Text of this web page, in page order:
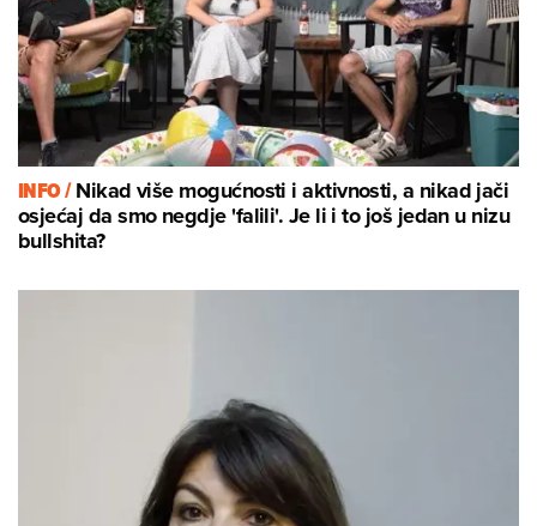
INFO /Nikad više mogućnosti i aktivnosti, a nikad jači
osjećaj da smo negdje 'falili'. Je li i to još jedan u nizu
bullshita?